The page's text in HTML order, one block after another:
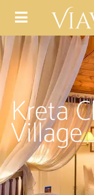
Kreta
Village